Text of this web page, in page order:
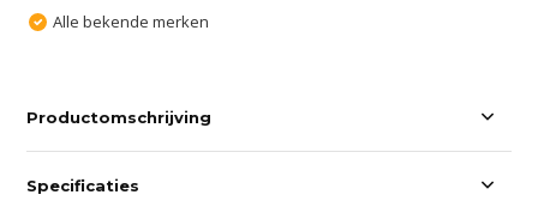
Alle bekende merken
Productomschrijving
Specificaties